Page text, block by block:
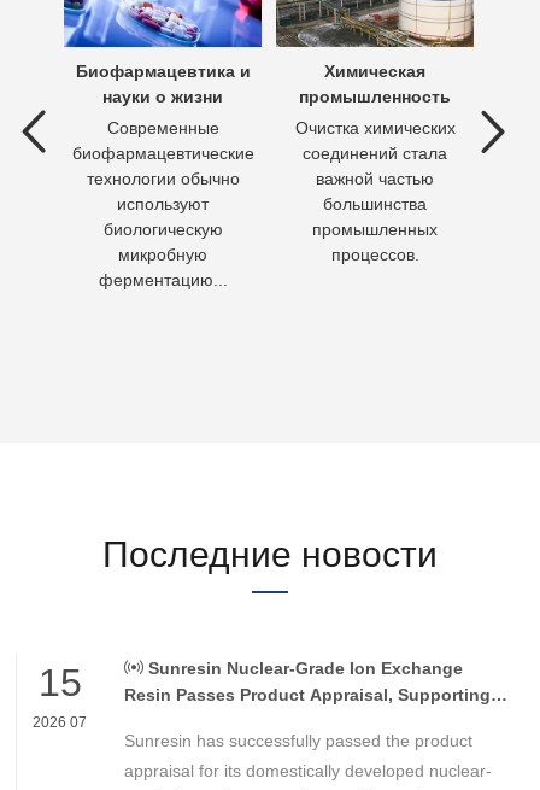
Биофармацевтика и
науки о жизни
Современные
биофармацевтические
технологии обычно
используют
биологическую
микробную
ферментацию...
Химическая
промышленность
Очистка химических
соединений стала
важной частью
большинства
промышленных
процессов.
Последние новости
15
2026 07
Sunresin Nuclear-Grade Ion Exchange
Resin Passes Product Appraisal, Supporting
Control
Sunresin has successfully passed the product
appraisal for its domestically developed nuclear-